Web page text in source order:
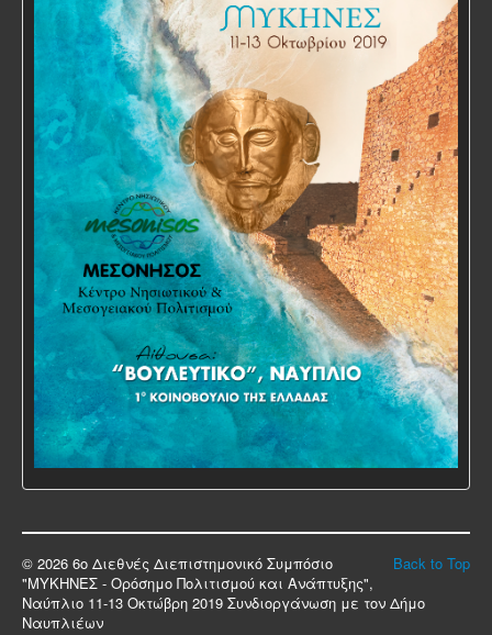
Back to Top
© 2026 6ο Διεθνές Διεπιστημονικό Συμπόσιο
"ΜΥΚΗΝΕΣ - Ορόσημο Πολιτισμού και Ανάπτυξης",
Ναύπλιο 11-13 Οκτώβρη 2019 Συνδιοργάνωση με τον Δήμο
Ναυπλιέων